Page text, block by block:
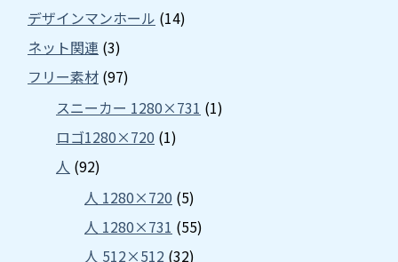
デザインマンホール (14)
ネット関連 (3)
フリー素材 (97)
スニーカー 1280×731 (1)
ロゴ1280×720 (1)
人 (92)
人 1280×720 (5)
人 1280×731 (55)
人 512×512 (32)